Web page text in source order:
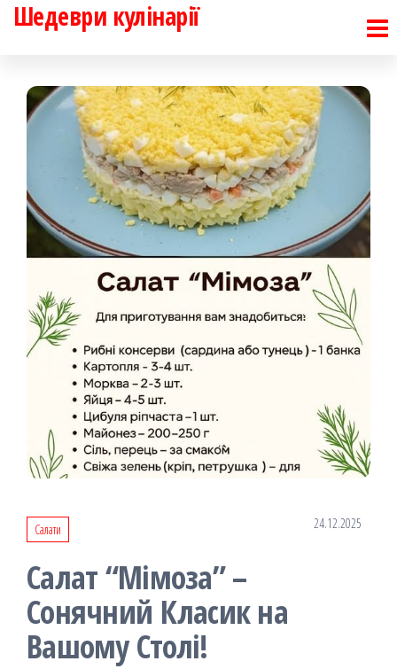
Перейти
Шедеври кулінарії
Салати 24.12.2025
Салат “Мімоза” –
Сонячний Класик на
Вашому Столі!